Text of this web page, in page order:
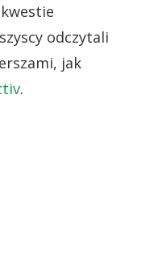
odczytali
jak
.